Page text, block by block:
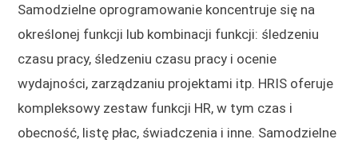
Samodzielne oprogramowanie koncentruje się na
określonej funkcji lub kombinacji funkcji: śledzeniu
czasu pracy, śledzeniu czasu pracy i ocenie
wydajności, zarządzaniu projektami itp. HRIS oferuje
kompleksowy zestaw funkcji HR, w tym czas i
obecność, listę płac, świadczenia i inne. Samodzielne